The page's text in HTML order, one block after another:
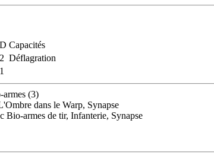
D Capacités
2 Déflagration
1
(3)
dans le Warp, Synapse
Bio-armes de tir, Infanterie, Synapse